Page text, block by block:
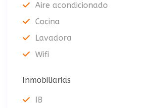
Aire acondicionado
Cocina
Lavadora
Wifi
Inmobiliarias
IB